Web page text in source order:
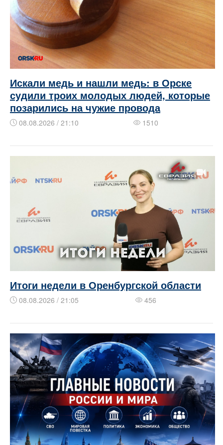
Искали медь и нашли медь: в Орске
судили троих молодых людей, которые
позарились на чужие провода
08.08.2026 / 21:10 1510
Итоги недели в Оренбургской области
08.08.2026 / 21:05 456